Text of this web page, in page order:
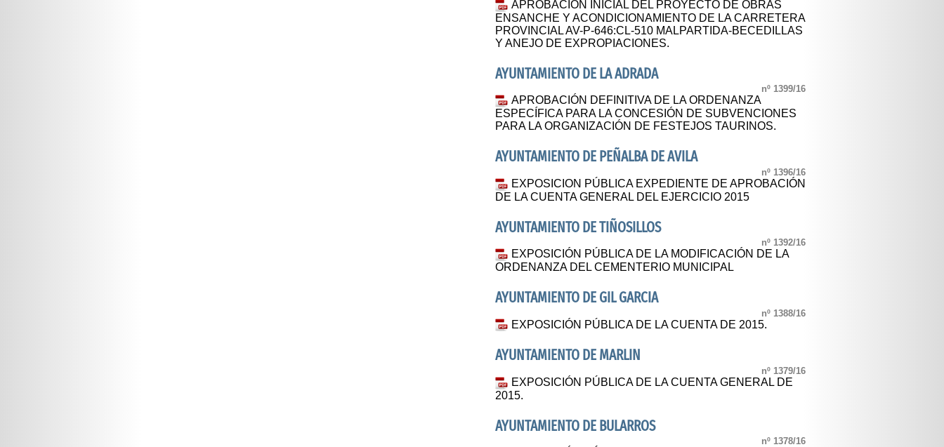
APROBACIÓN INICIAL DEL PROYECTO DE OBRAS
ENSANCHE Y ACONDICIONAMIENTO DE LA CARRETERA
PROVINCIAL AV-P-646:CL-510 MALPARTIDA-BECEDILLAS
Y ANEJO DE EXPROPIACIONES.
AYUNTAMIENTO DE LA ADRADA
nº 1399/16
APROBACIÓN DEFINITIVA DE LA ORDENANZA
ESPECÍFICA PARA LA CONCESIÓN DE SUBVENCIONES
PARA LA ORGANIZACIÓN DE FESTEJOS TAURINOS.
AYUNTAMIENTO DE PEÑALBA DE AVILA
nº 1396/16
EXPOSICION PÚBLICA EXPEDIENTE DE APROBACIÓN
DE LA CUENTA GENERAL DEL EJERCICIO 2015
AYUNTAMIENTO DE TIÑOSILLOS
nº 1392/16
EXPOSICIÓN PÚBLICA DE LA MODIFICACIÓN DE LA
ORDENANZA DEL CEMENTERIO MUNICIPAL
AYUNTAMIENTO DE GIL GARCIA
nº 1388/16
EXPOSICIÓN PÚBLICA DE LA CUENTA DE 2015.
AYUNTAMIENTO DE MARLIN
nº 1379/16
EXPOSICIÓN PÚBLICA DE LA CUENTA GENERAL DE
2015.
AYUNTAMIENTO DE BULARROS
nº 1378/16